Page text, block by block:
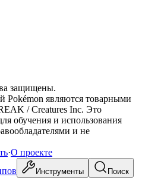
защищены.
Pokémon являются товарными
/ Creatures Inc. Это
обучения и использования
и не
·О проекте
Инструменты Поиск